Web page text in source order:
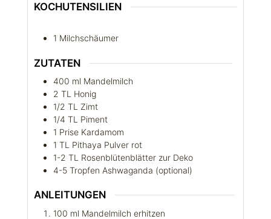
KOCHUTENSILIEN
1 Milchschäumer
ZUTATEN
400 ml Mandelmilch
2 TL Honig
1/2 TL Zimt
1/4 TL Piment
1 Prise Kardamom
1 TL Pithaya Pulver rot
1-2 TL Rosenblütenblätter zur Deko
4-5 Tropfen Ashwaganda (optional)
ANLEITUNGEN
100 ml Mandelmilch erhitzen